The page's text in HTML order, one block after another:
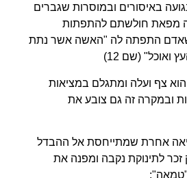
באיסורים ובמוסרות שגברים
מפאת חולשתם להתפתות
התפתה לה "האשה אשר נתת
ואוכל" (שם 12)
צף ועלה ומתגלם במציאות
ובמקרה זה גם צובע את
אחרת שמתייחסת אל ההבדל
זכר לתינוקת נקבה ומפנה את